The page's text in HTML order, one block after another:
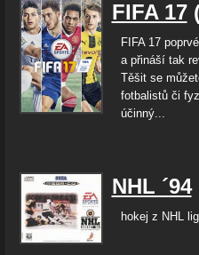
FIFA 17
FIFA 17
a přináší tak
Těšit se
fotbalistů či
účinný...
NHL ´94
hokej z NHL